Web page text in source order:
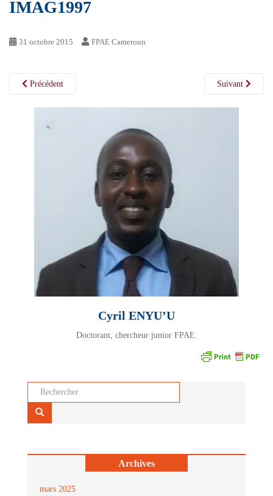
IMAG1997
31 octobre 2015 FPAE Cameroun
Précédent Suivant
Cyril ENYU’U
Doctorant, chercheur junior FPAE.
Archives
mars 2025